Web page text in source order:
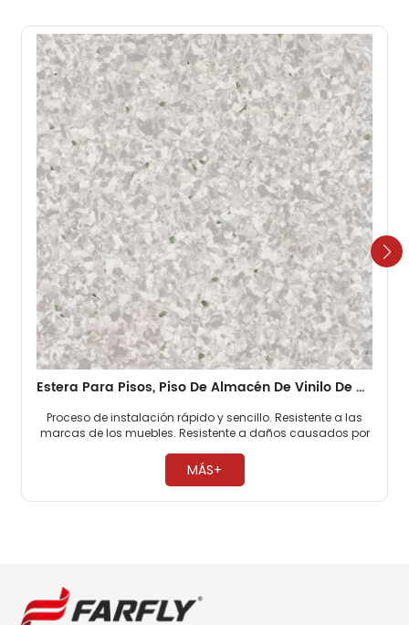
Estera Para Pisos, Piso De Almacén De Vinilo De PVC
Proceso de instalación rápido y sencillo. Resistente a las
marcas de los muebles. Resistente a daños causados ​​por
MÁS+